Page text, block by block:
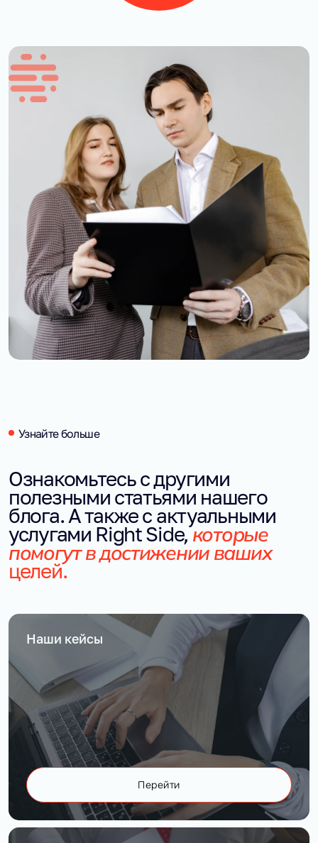
Узнайте больше
Ознакомьтесь с другими
полезными статьями нашего
блога. А также с актуальными
услугами Right Side,которые
помогут в достижении ваших
целей.
Наши кейсы
Перейти